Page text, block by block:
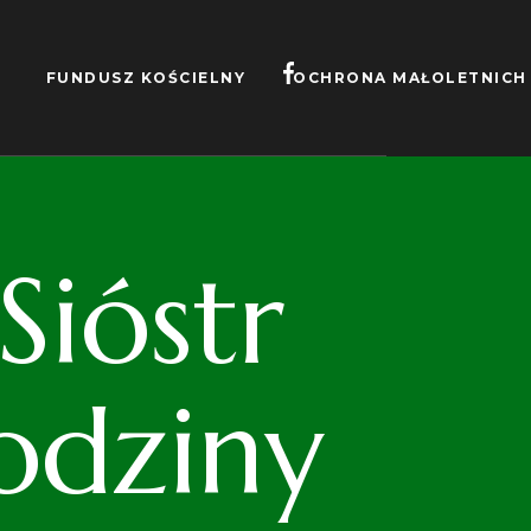
FUNDUSZ KOŚCIELNY OCHRONA MAŁOLETNICH